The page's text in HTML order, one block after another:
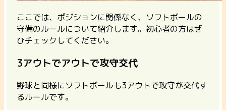
ここでは、ポジションに関係なく、ソフトボールの
守備のルールについて紹介します。初心者の方はぜ
ひチェックしてください。
3アウトでアウトで攻守交代
野球と同様にソフトボールも3アウトで攻守が交代す
るルールです。